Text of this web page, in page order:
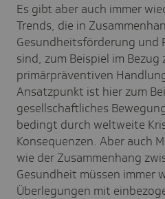
Es gibt aber auch immer
Trends, die in
Gesundheitsförderung und
sind, zum Beispiel im Bezug
primärpräventiven
Ansatzpunkt ist hier zum
gesellschaftliches
bedingt durch weltweite
Konsequenzen. Aber auch
wie der Zusammenhang
Gesundheit müssen immer
Überlegungen mit